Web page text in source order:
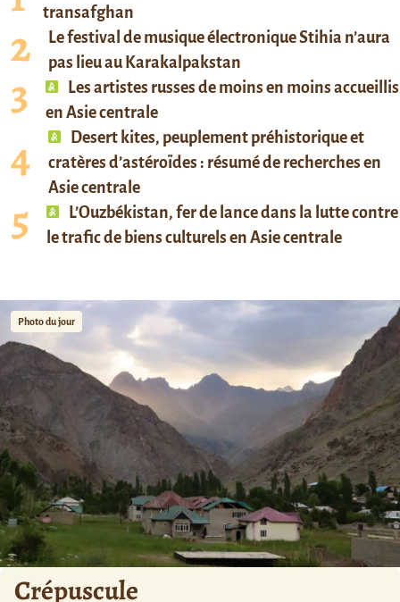
transafghan
Le festival de musique électronique Stihia n’aura
pas lieu au Karakalpakstan
Les artistes russes de moins en moins accueillis
en Asie centrale
Desert kites, peuplement préhistorique et
cratères d’astéroïdes : résumé de recherches en
Asie centrale
L’Ouzbékistan, fer de lance dans la lutte contre
le trafic de biens culturels en Asie centrale
Photo du jour
Crépuscule